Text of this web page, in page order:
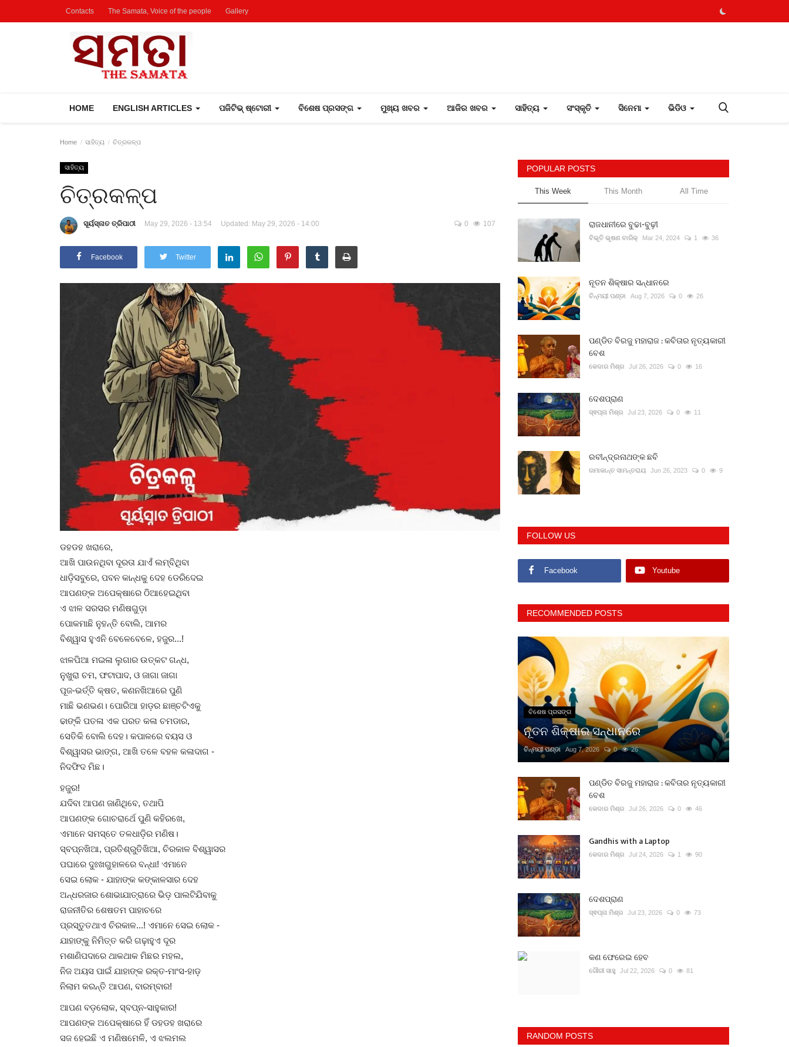
Contacts The Samata, Voice of the people Gallery
HOME ENGLISH ARTICLES ପଜିଟିଭ୍ ଷ୍ଟୋରୀ ବିଶେଷ ପ୍ରସଙ୍ଗ ମୁଖ୍ୟ ଖବର ଆଜିର ଖବର ସାହିତ୍ୟ ସଂସ୍କୃତି ସିନେମା ଭିଡିଓ
Home ସାହିତ୍ୟ ଚିତ୍ରକଳ୍ପ
ସାହିତ୍ୟ
ଚିତ୍ରକଳ୍ପ
ସୂର୍ୟସ୍ନାତ ତ୍ରିପାଠୀ May 29, 2026 - 13:54 Updated: May 29, 2026 - 14:00 0 107
Facebook Twitter
ଡହଡହ ଖରାରେ,
ଆଖି ପାଉନଥିବା ଦୂରତା ଯାଏଁ ଲମ୍ବିଥିବା
ଧାଡ଼ିସବୁରେ, ପବନ କାନ୍ଧକୁ ଦେହ ଡେରିଦେଇ
ଆପଣଙ୍କ ଅପେକ୍ଷାରେ ଠିଆହେଇଥିବା
ଏ ଝାଳ ସରସର ମଣିଷଗୁଡ଼ା
ପୋକମାଛି ନୁହନ୍ତି ବୋଲି, ଆମର
ବିଶ୍ୱାସ ହୁଏନି ବେଳେବେଳେ, ହଜୁର...!
ଝାଳପିଆ ମଇଳା ଲୁଗାର ଉତ୍କଟ ଗନ୍ଧ,
ନୁଖୁରା ଚମ, ଫଟାପାଦ, ଓ ଜାଗା ଜାଗା
ପୂଜ-ଭର୍ତ୍ତି କ୍ଷତ, କଣନଖିଆରେ ପୁଣି
ମାଛି ଭଣଭଣ। ପୋରିଆ ହାଡ଼ର ଛାଞ୍ଚଟିଏକୁ
ଢାଙ୍କି ପତଳା ଏକ ପରତ କଳା ଚମଡାର,
ସେତିକି ବୋଲି ଦେହ। କପାଳରେ ବୟସ ଓ
ବିଶ୍ୱାସର ଭାଙ୍ଗ, ଆଖି ତଳେ ବହଳ କଳାଦାଗ -
ନିଦଫିଦ ମିଛ।
ହଜୁର!
ଯଦିବା ଆପଣ ଜାଣିଥିବେ, ତଥାପି
ଆପଣଙ୍କ ଗୋଚରାର୍ଥେ ପୁଣି କହିରଖେ,
ଏମାନେ ସମସ୍ତେ ତଳଧାଡ଼ିର ମଣିଷ।
ସ୍ବପ୍ନଖିଆ, ପ୍ରତିଶ୍ରୁତିଖିଆ, ଚିରକାଳ ବିଶ୍ୱାସର
ପଘାରେ ଦୁଃଖଗୁହାଳରେ ବନ୍ଧା! ଏମାନେ
ସେଇ ଲୋକ - ଯାହାଙ୍କ କଙ୍କାଳସାର ଦେହ
ଅନ୍ଧରଜାର ଶୋଭାଯାତ୍ରାରେ ଭିଡ଼ ପାଲଟିଯିବାକୁ
ରାଜନୀତିର ଶେଷତମ ପାହାଚରେ
ପ୍ରସ୍ତୁତଥାଏ ଚିରକାଳ...! ଏମାନେ ସେଇ ଲୋକ -
ଯାହାଙ୍କୁ ନିମିତ୍ତ କରି ଗଢ଼ାହୁଏ ଦୂର
ମଶାଣିପଦାରେ ଥାକଥାକ ମିଛର ମହଲ,
ନିଜ ଅୟସ ପାଇଁ ଯାହାଙ୍କ ରକ୍ତ-ମାଂସ-ହାଡ଼
ନିଲାମ କରନ୍ତି ଆପଣ, ବାରମ୍ବାର!
ଆପଣ ବଡ଼ଲୋକ, ସ୍ବପ୍ନ-ସାହୁକାର!
ଆପଣଙ୍କ ଅପେକ୍ଷାରେ ହିଁ ଡହଡହ ଖରାରେ
ସଜ ହେଇଛି ଏ ମଣିଷମେଳି, ଏ ଝଲମଲ
POPULAR POSTS
This Week This Month All Time
ରାଜଧାନୀରେ ବୁଢା-ବୁଢ଼ୀ
ବିଭୂତି ଭୂଷଣ ବାରିକ୍ Mar 24, 2024 1 36
ନୂତନ ଶିକ୍ଷାର ସନ୍ଧାନରେ
ଚିନ୍ମୟୀ ପଣ୍ଡା Aug 7, 2026 0 26
ପଣ୍ଡିତ ବିରଜୁ ମହାରାଜ : କବିତାର ନୃତ୍ୟକାରୀ
ବେଶ
କେଦାର ମିଶ୍ର Jul 26, 2026 0 16
ଦେଶପ୍ରାଣ
ସ୍ଵପ୍ନା ମିଶ୍ର Jul 23, 2026 0 11
ରବୀନ୍ଦ୍ରନାଥଙ୍କ ଛବି
ରମାକାନ୍ତ ସାମନ୍ତରାୟ Jun 26, 2023 0 9
FOLLOW US
Facebook Youtube
RECOMMENDED POSTS
ବିଶେଷ ପ୍ରସଙ୍ଗ
ନୂତନ ଶିକ୍ଷାର ସନ୍ଧାନରେ
ଚିନ୍ମୟୀ ପଣ୍ଡା Aug 7, 2026 0 26
ପଣ୍ଡିତ ବିରଜୁ ମହାରାଜ : କବିତାର ନୃତ୍ୟକାରୀ
ବେଶ
କେଦାର ମିଶ୍ର Jul 26, 2026 0 46
Gandhis with a Laptop
କେଦାର ମିଶ୍ର Jul 24, 2026 1 90
ଦେଶପ୍ରାଣ
ସ୍ଵପ୍ନା ମିଶ୍ର Jul 23, 2026 0 73
କଣ ଫେରେଇ ହେବ
ଗୌରୀ ସାହୁ Jul 22, 2026 0 81
RANDOM POSTS